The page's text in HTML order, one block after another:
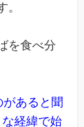
を食べ分
あると聞
経緯で始